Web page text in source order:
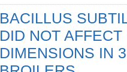
BACILLUS
DID NOT
DIMENSIONS IN